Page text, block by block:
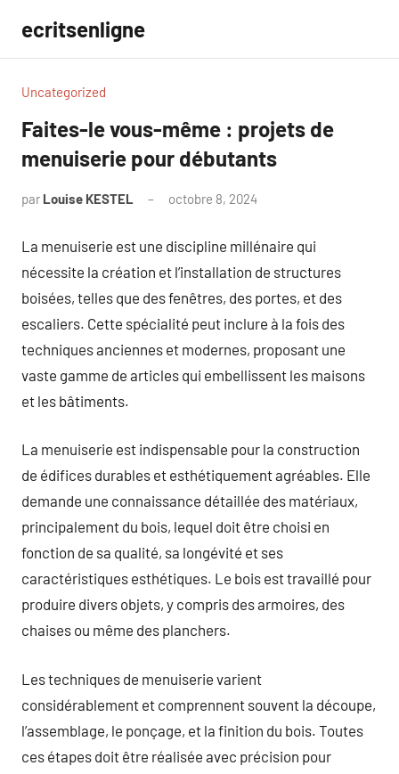
contenu
ecritsenligne
Uncategorized
Faites-le vous-même : projets de
menuiserie pour débutants
par Louise KESTEL octobre 8, 2024
La menuiserie est une discipline millénaire qui
nécessite la création et l’installation de structures
boisées, telles que des fenêtres, des portes, et des
escaliers. Cette spécialité peut inclure à la fois des
techniques anciennes et modernes, proposant une
vaste gamme de articles qui embellissent les maisons
et les bâtiments.
La menuiserie est indispensable pour la construction
de édifices durables et esthétiquement agréables. Elle
demande une connaissance détaillée des matériaux,
principalement du bois, lequel doit être choisi en
fonction de sa qualité, sa longévité et ses
caractéristiques esthétiques. Le bois est travaillé pour
produire divers objets, y compris des armoires, des
chaises ou même des planchers.
Les techniques de menuiserie varient
considérablement et comprennent souvent la découpe,
l’assemblage, le ponçage, et la finition du bois. Toutes
ces étapes doit être réalisée avec précision pour